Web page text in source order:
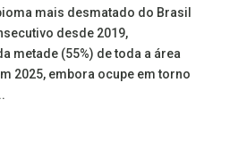
mais desmatado do Brasil
desde 2019,
metade (55%) de toda a área
2025, embora ocupe em torno